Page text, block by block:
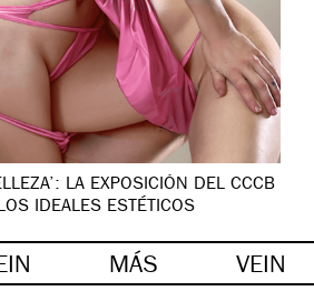
LA EXPOSICIÓN DEL CCCB
IDEALES ESTÉTICOS
MÁS VEIN